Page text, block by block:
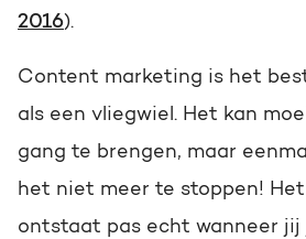
2016).
Content marketing is het
als een vliegwiel. Het kan
gang te brengen, maar
het niet meer te stoppen!
ontstaat pas echt wanneer